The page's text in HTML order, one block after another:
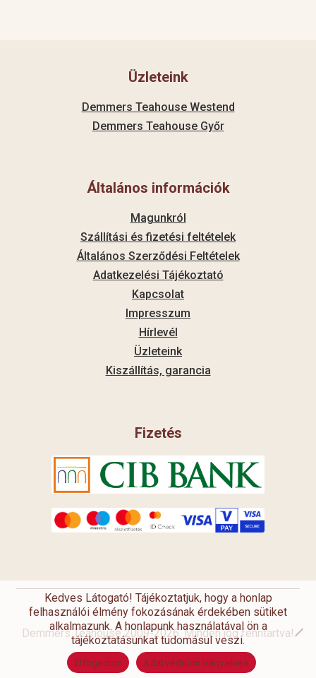
Üzleteink
Demmers Teahouse Westend
Demmers Teahouse Győr
Általános információk
Magunkról
Szállítási és fizetési feltételek
Általános Szerződési Feltételek
Adatkezelési Tájékoztató
Kapcsolat
Impresszum
Hírlevél
Üzleteink
Kiszállítás, garancia
Fizetés
Demmers Teahouse 2009-2026. Minden jog fenntartva!
Kedves Látogató! Tájékoztatjuk, hogy a honlap
felhasználói élmény fokozásának érdekében sütiket
alkalmazunk. A honlapunk használatával ön a
tájékoztatásunkat tudomásul veszi.
Elfogadom Adatvédelmi irányelvek